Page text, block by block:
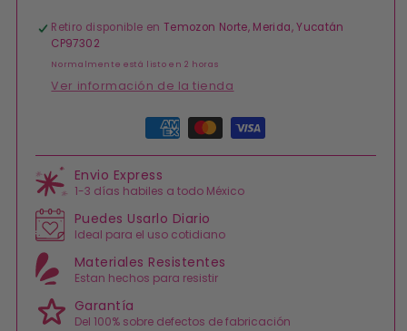
Corona
Real
Corona
Retiro disponible en Temozon Norte, Merida, Yucatán
CP97302
Normalmente está listo en 2 horas
Ver información de la tienda
pago
Envio Express
1-3 días habiles a todo México
Puedes Usarlo Diario
Ideal para el uso cotidiano
Materiales Resistentes
Estan hechos para resistir
Garantía
Del 100% sobre defectos de fabricación